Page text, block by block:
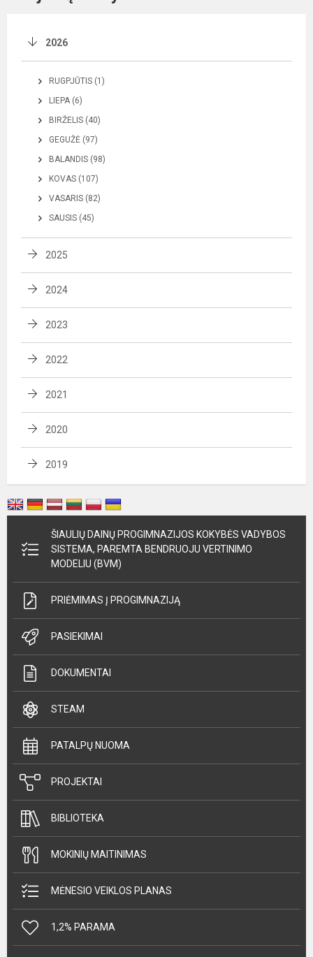
2026
RUGPJŪTIS (1)
LIEPA (6)
BIRŽELIS (40)
GEGUŽĖ (97)
BALANDIS (98)
KOVAS (107)
VASARIS (82)
SAUSIS (45)
2025
2024
2023
2022
2021
2020
2019
ŠIAULIŲ DAINŲ PROGIMNAZIJOS KOKYBĖS VADYBOS
SISTEMA, PAREMTA BENDRUOJU VERTINIMO
MODELIU (BVM)
PRIĖMIMAS Į PROGIMNAZIJĄ
PASIEKIMAI
DOKUMENTAI
STEAM
PATALPŲ NUOMA
PROJEKTAI
BIBLIOTEKA
MOKINIŲ MAITINIMAS
MĖNESIO VEIKLOS PLANAS
1,2% PARAMA